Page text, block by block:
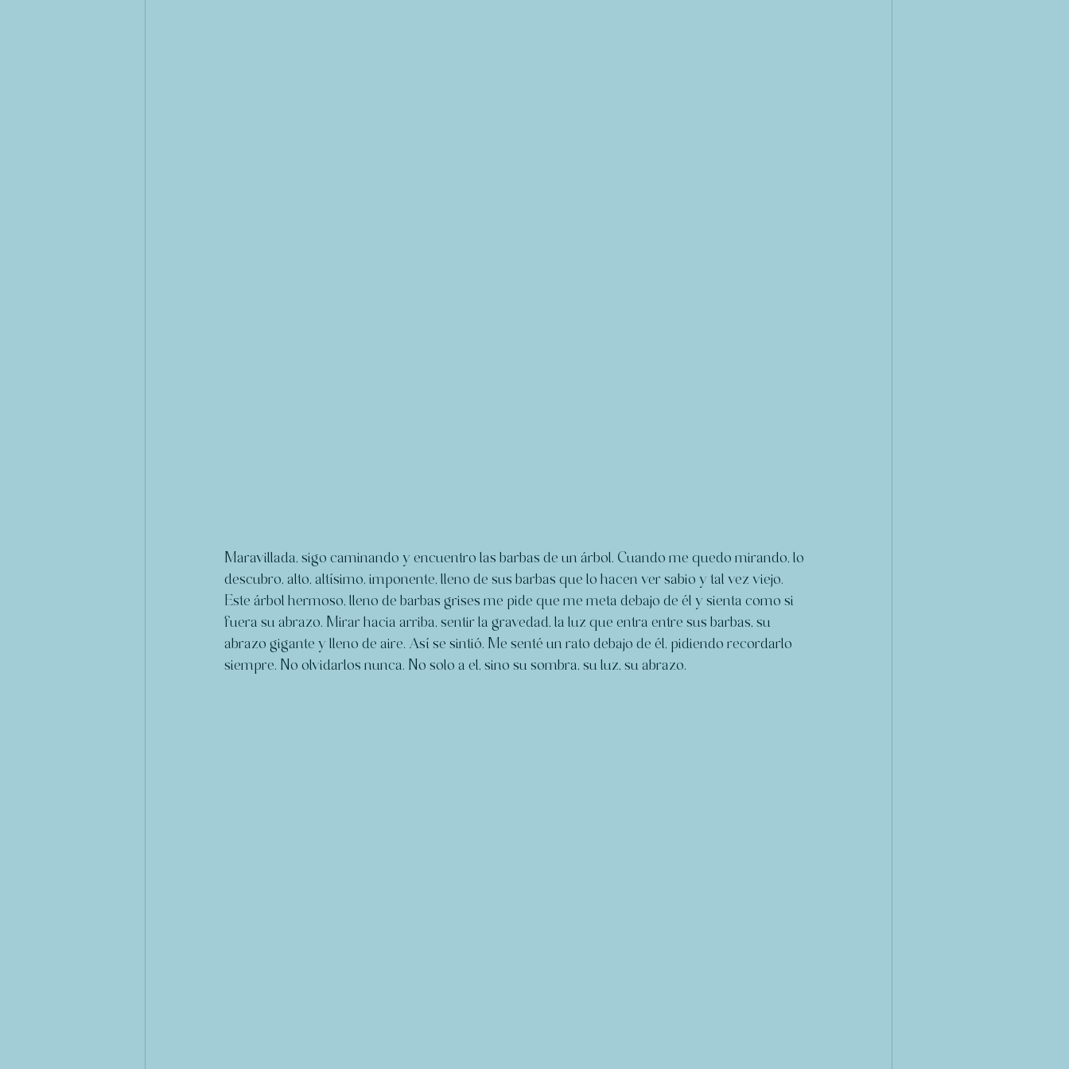
Maravillada, sigo caminando y encuentro las barbas de un árbol. Cuando me quedo mirando, lo
descubro, alto, altísimo, imponente, lleno de sus barbas que lo hacen ver sabio y tal vez viejo.
Este árbol hermoso, lleno de barbas grises me pide que me meta debajo de él y sienta como si
fuera su abrazo. Mirar hacia arriba, sentir la gravedad, la luz que entra entre sus barbas, su
abrazo gigante y lleno de aire. Así se sintió. Me senté un rato debajo de él, pidiendo recordarlo
siempre. No olvidarlos nunca. No solo a el, sino su sombra, su luz, su abrazo.